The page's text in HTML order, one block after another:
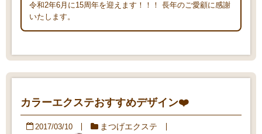
令和2年6月に15周年を迎えます！！！ 長年のご愛顧に感謝
いたします。
カラーエクステおすすめデザイン❤️
2017/03/10
まつげエクステ